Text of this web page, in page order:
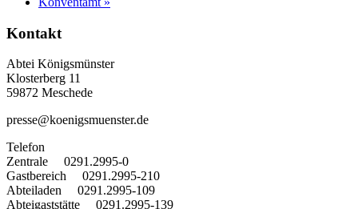
Kontakt
Abtei Königsmünster
Klosterberg 11
59872 Meschede
presse@koenigsmuenster.de
Telefon
Zentrale 0291.2995-0
Gastbereich 0291.2995-210
Abteiladen 0291.2995-109
Abteigaststätte 0291.2995-139